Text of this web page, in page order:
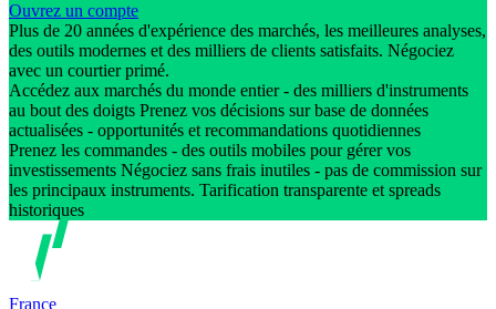
Ouvrez un compte
Plus de 20 années d'expérience des marchés, les meilleures analyses,
des outils modernes et des milliers de clients satisfaits. Négociez
avec un courtier primé.
Accédez aux marchés du monde entier - des milliers d'instruments
au bout des doigts Prenez vos décisions sur base de données
actualisées - opportunités et recommandations quotidiennes
Prenez les commandes - des outils mobiles pour gérer vos
investissements Négociez sans frais inutiles - pas de commission sur
les principaux instruments. Tarification transparente et spreads
historiques
France